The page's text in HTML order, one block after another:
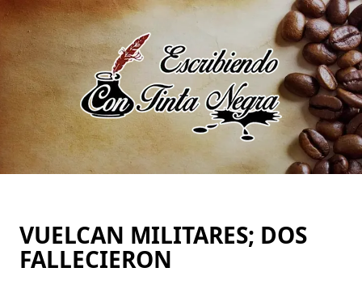
Saltar
al
contenido
VUELCAN MILITARES; DOS
FALLECIERON